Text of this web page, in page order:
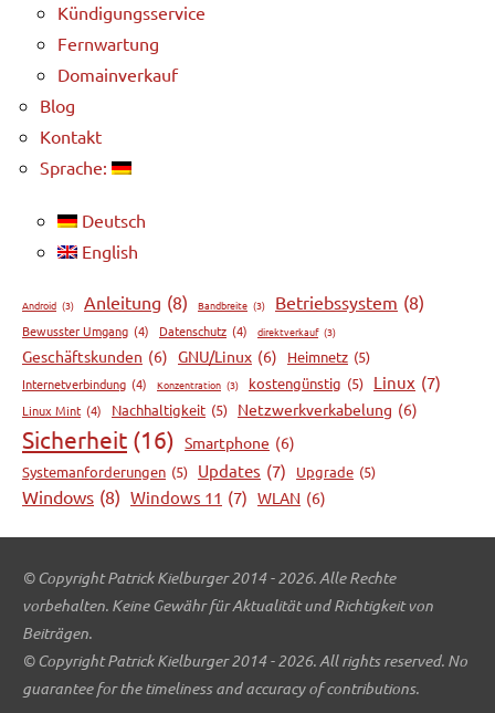
Kündigungsservice
Fernwartung
Domainverkauf
Blog
Kontakt
Sprache:
Deutsch
English
Android (3) Anleitung (8) Bandbreite (3) Betriebssystem (8)
Bewusster Umgang (4) Datenschutz (4) direktverkauf (3)
Geschäftskunden (6) GNU/Linux (6) Heimnetz (5)
Internetverbindung (4) Konzentration (3) kostengünstig (5) Linux (7)
Linux Mint (4) Nachhaltigkeit (5) Netzwerkverkabelung (6)
Sicherheit (16) Smartphone (6)
Systemanforderungen (5) Updates (7) Upgrade (5)
Windows (8) Windows 11 (7) WLAN (6)
© Copyright Patrick Kielburger 2014 - 2026. Alle Rechte
vorbehalten. Keine Gewähr für Aktualität und Richtigkeit von
Beiträgen.
© Copyright Patrick Kielburger 2014 - 2026. All rights reserved. No
guarantee for the timeliness and accuracy of contributions.